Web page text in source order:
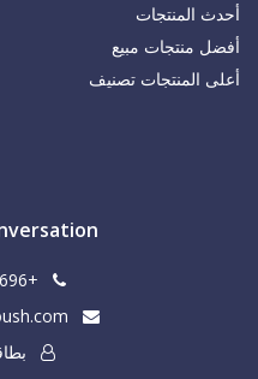
أحدث المنتجات
أفضل منتجات مبيع
أعلى المنتجات تصنيف
+963969999696